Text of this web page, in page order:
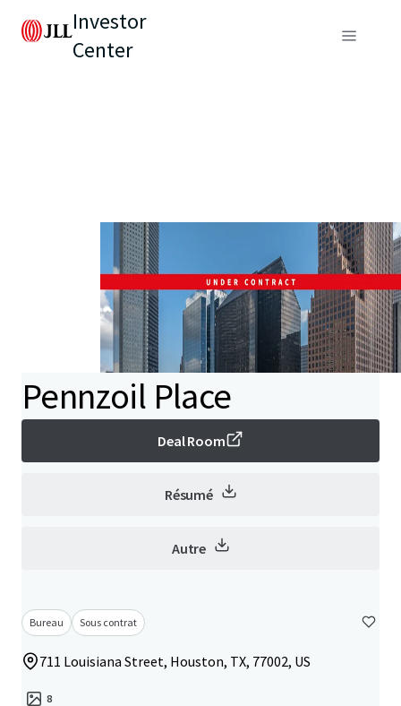
Investor
Center
Pennzoil Place
Deal Room
Résumé
Autre
Bureau Sous contrat
711 Louisiana Street, Houston, TX, 77002, US
8